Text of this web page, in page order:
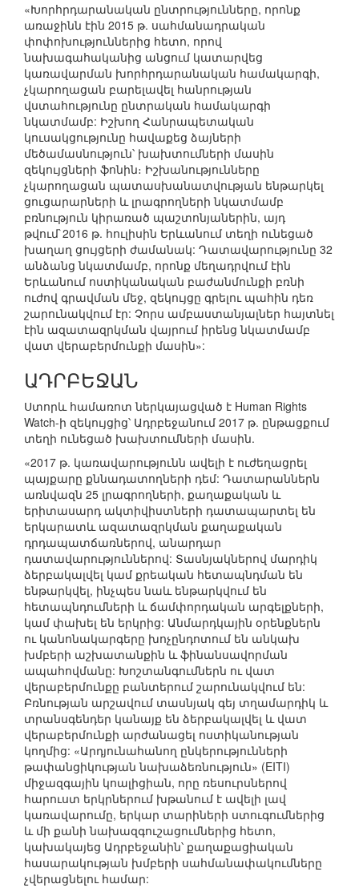
«Խորհրդարանական ընտրությունները, որոնք
առաջինն էին 2015 թ. սահմանադրական
փոփոխություններից հետո, որով
նախագահականից անցում կատարվեց
կառավարման խորհրդարանական համակարգի,
չկարողացան բարելավել հանրության
վստահությունը ընտրական համակարգի
նկատմամբ: Իշխող Հանրապետական
կուսակցությունը հավաքեց ձայների
մեծամասնություն՝ խախտումների մասին
զեկույցների ֆոնին։ Իշխանությունները
չկարողացան պատասխանատվության ենթարկել
ցուցարարների և լրագրողների նկատմամբ
բռնություն կիրառած պաշտոնյաներին, այդ
թվում`2016 թ. հուլիսին Երևանում տեղի ունեցած
խաղաղ ցույցերի ժամանակ: Դատավարությունը 32
անձանց նկատմամբ, որոնք մեղադրվում էին
Երևանում ոստիկանական բաժանմունքի բռնի
ուժով գրավման մեջ, զեկույցը գրելու պահին դեռ
շարունակվում էր: Չորս ամբաստանյալներ հայտնել
էին ազատազրկման վայրում իրենց նկատմամբ
վատ վերաբերմունքի մասին»:
ԱԴՐԲԵՋԱՆ
Ստորև համառոտ ներկայացված է Human Rights
Watch-ի զեկույցից՝ Ադրբեջանում 2017 թ. ընթացքում
տեղի ունեցած խախտումների մասին.
«2017 թ. կառավարությունն ավելի է ուժեղացրել
պայքարը քննադատողների դեմ: Դատարաններն
առնվազն 25 լրագրողների, քաղաքական և
երիտասարդ ակտիվիստների դատապարտել են
երկարատև ազատազրկման քաղաքական
դրդապատճառներով, անարդար
դատավարություններով: Տասնյակներով մարդիկ
ձերբակալվել կամ քրեական հետապնդման են
ենթարկվել, ինչպես նաև ենթարկվում են
հետապնդումների և ճամփորդական արգելքների,
կամ փախել են երկրից: Անմարդկային օրենքներն
ու կանոնակարգերը խոչընդոտում են անկախ
խմբերի աշխատանքին և ֆինանսավորման
ապահովմանը: Խոշտանգումներն ու վատ
վերաբերմունքը բանտերում շարունակվում են:
Բռնության արշավում տասնյակ գեյ տղամարդիկ և
տրանսգենդեր կանայք են ձերբակալվել և վատ
վերաբերմունքի արժանացել ոստիկանության
կողմից: «Արդյունահանող ընկերությունների
թափանցիկության նախաձեռնություն» (EITI)
միջազգային կոալիցիան, որը ռեսուրսներով
հարուստ երկրներում խթանում է ավելի լավ
կառավարումը, երկար տարիների ստուգումներից
և մի քանի նախազգուշացումներից հետո,
կախակայեց Ադրբեջանին՝ քաղաքացիական
հասարակության խմբերի սահմանափակումները
չվերացնելու համար: